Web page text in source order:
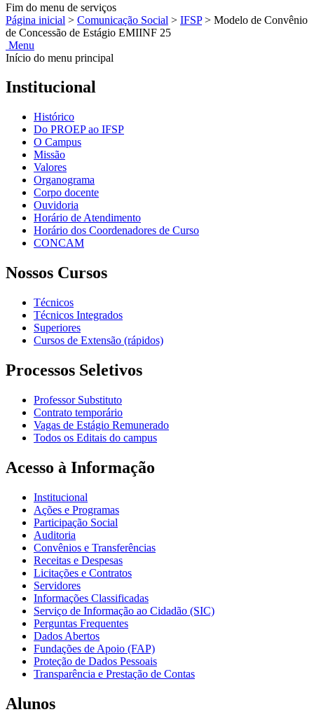
Fim do menu de serviços
Página inicial > Comunicação Social > IFSP > Modelo de Convênio
de Concessão de Estágio EMIINF 25
Menu
Início do menu principal
Institucional
Histórico
Do PROEP ao IFSP
O Campus
Missão
Valores
Organograma
Corpo docente
Ouvidoria
Horário de Atendimento
Horário dos Coordenadores de Curso
CONCAM
Nossos Cursos
Técnicos
Técnicos Integrados
Superiores
Cursos de Extensão (rápidos)
Processos Seletivos
Professor Substituto
Contrato temporário
Vagas de Estágio Remunerado
Todos os Editais do campus
Acesso à Informação
Institucional
Ações e Programas
Participação Social
Auditoria
Convênios e Transferências
Receitas e Despesas
Licitações e Contratos
Servidores
Informações Classificadas
Serviço de Informação ao Cidadão (SIC)
Perguntas Frequentes
Dados Abertos
Fundações de Apoio (FAP)
Proteção de Dados Pessoais
Transparência e Prestação de Contas
Alunos